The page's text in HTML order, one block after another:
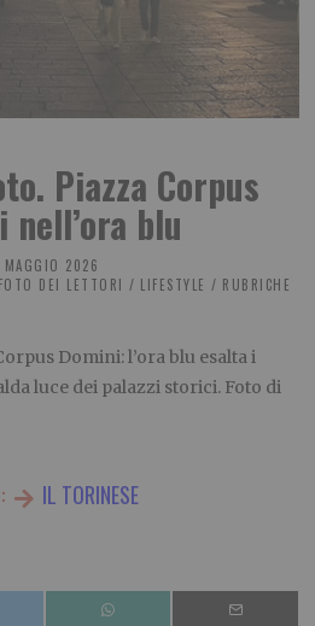
Piazza Corpus
nell’ora blu
MAGGIO 2026
FOTO DEI LETTORI / LIFESTYLE / RUBRICHE
Domini: l’ora blu esalta i
luce dei palazzi storici. Foto di
IL TORINESE